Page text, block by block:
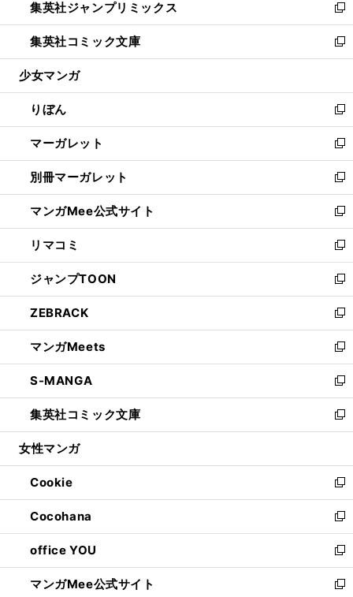
く
で
開
く
ド
ウ
で
開
ィ
ン
ド
ウ
開
く
い
ウ
ィ
ン
ウ
で
開
く
集英社ジャンプリミックス
新
し
い
ウ
ン
ド
ウ
で
開
く
集英社コミック文庫
新
し
ウ
ィ
ン
ド
ウ
で
開
く
少女マンガ
りぼん
新
し
い
ウ
ィ
ン
ド
ウ
で
開
く
マーガレット
新
し
い
ウ
ィ
ン
ド
ウ
で
開
く
別冊マーガレット
新
し
い
ウ
ィ
ン
ド
ウ
で
開
く
マンガMee公式サイト
新
し
い
ウ
ィ
ン
ド
ウ
で
開
く
リマコミ
新
し
い
ウ
ィ
ン
ド
ウ
で
開
く
ジャンプTOON
新
し
い
ウ
ィ
ン
ド
ウ
で
開
ZEBRACK
新
し
い
ウ
ィ
ン
ド
ウ
開
く
マンガMeets
新
し
い
ウ
ィ
ン
ウ
で
開
く
S-MANGA
新
し
い
ウ
ン
ド
ウ
で
開
く
集英社コミック文庫
新
し
ウ
ィ
ン
ド
ウ
で
開
く
女性マンガ
Cookie
新
し
い
ウ
ィ
ン
ド
Cocohana
新
し
い
ウ
ィ
office YOU
新
し
い
マンガMee公式サイト 新